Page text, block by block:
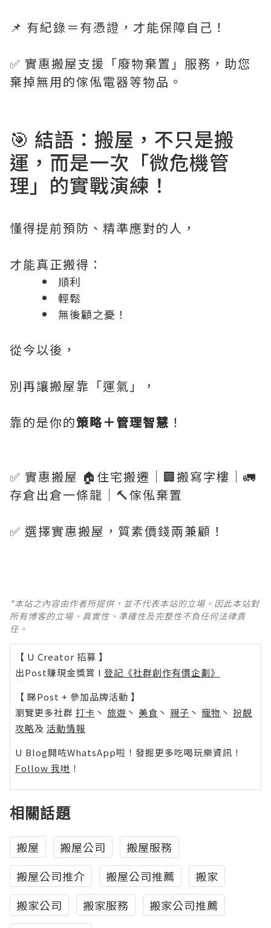
📌 有紀錄＝有憑證，才能保障自己！
✅ 實惠搬屋支援「廢物棄置」服務，助您
棄掉無用的傢俬電器等物品。
🎯 結語：搬屋，不只是搬
運，而是一次「微危機管
理」的實戰演練！
懂得提前預防、精準應對的人，
才能真正搬得：
順利
輕鬆
無後顧之憂！
從今以後，
別再讓搬屋靠「運氣」，
靠的是你的策略＋管理智慧 ！
✅ 實惠搬屋 🏠住宅搬遷｜🏢搬寫字樓｜🚛
存倉出倉一條龍｜🔨傢俬棄置
✅ 選擇實惠搬屋，質素價錢兩兼顧！
*本站之內容由作者所提供，並不代表本站的立場。因此本站對
所有博客的立場、真實性、準確性及完整性不負任何法律責
任。
【 U Creator 招募 】
出Post賺現金獎賞 l 登記《社群創作有價企劃》
【 睇Post + 參加品牌活動 】
瀏覽更多社群 打卡 丶 旅遊 丶 美食 丶 親子 丶 寵物 丶 扮靚
攻略及 活動情報
U Blog開咗WhatsApp啦！發掘更多吃喝玩樂資訊！
Follow 我哋 ！
相關話題
搬屋 搬屋公司
搬屋服務
搬屋公司推介
搬屋公司推薦
搬家
搬家公司
搬家服務
搬家公司推薦